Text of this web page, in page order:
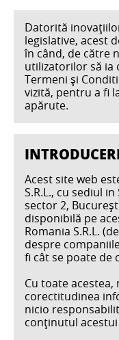
Datorită
legislative, acest
în când, de către
utilizatorilor să ia
Termeni și
vizită, pentru a fi
apărute.
Acest site web
S.R.L., cu sediul
sector 2,
disponibilă pe
Romania S.R.L.
despre
fi cât se poate de
Cu toate
corectitudinea
nicio
conţinutul